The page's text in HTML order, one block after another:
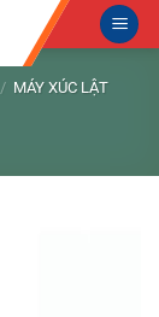
/ MÁY XÚC LẬT